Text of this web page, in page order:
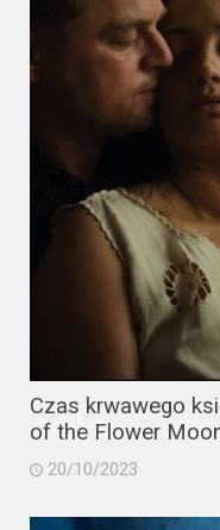
Czas krwawego
of the Flower
20/10/2023